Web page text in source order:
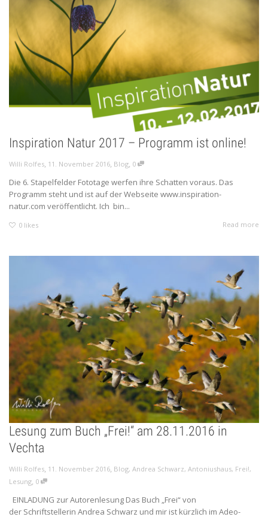
Inspiration Natur 2017 – Programm ist online!
Willi Rolfes, 11. November 2016, Blog, 0
Die 6. Stapelfelder Fototage werfen ihre Schatten voraus. Das
Programm steht und ist auf der Webseite www.inspiration-
natur.com veröffentlicht. Ich bin...
0 likes Read more
Lesung zum Buch „Frei!“ am 28.11.2016 in
Vechta
Willi Rolfes, 11. November 2016, Blog, Andrea Schwarz, Antoniushaus, Frei!,
Lesung, 0
EINLADUNG zur Autorenlesung Das Buch „Frei“ von
der Schriftstellerin Andrea Schwarz und mir ist kürzlich im Adeo-